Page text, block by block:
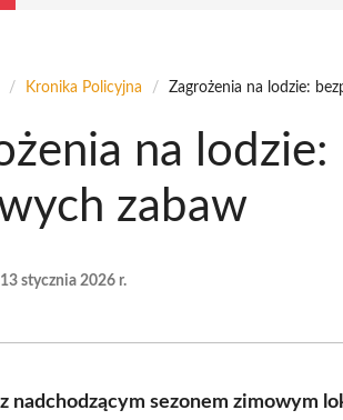
/ Kronika Policyjna / Zagrożenia na lodzie:
na
zabaw
13 stycznia 2026 r.
nadchodzącym sezonem zimowym